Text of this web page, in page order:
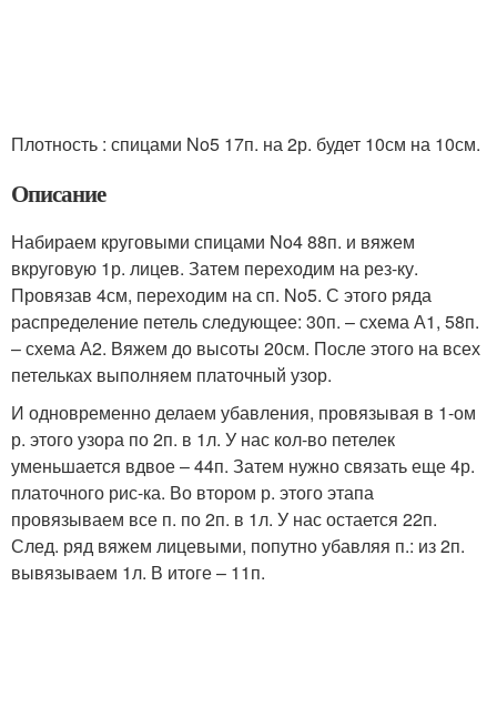
Плотность : спицами No5 17п. на 2р. будет 10см на 10см.
Описание
Набираем круговыми спицами No4 88п. и вяжем
вкруговую 1р. лицев. Затем переходим на рез-ку.
Провязав 4см, переходим на сп. No5. С этого ряда
распределение петель следующее: 30п. – схема А1, 58п.
– схема А2. Вяжем до высоты 20см. После этого на всех
петельках выполняем платочный узор.
И одновременно делаем убавления, провязывая в 1-ом
р. этого узора по 2п. в 1л. У нас кол-во петелек
уменьшается вдвое – 44п. Затем нужно связать еще 4р.
платочного рис-ка. Во втором р. этого этапа
провязываем все п. по 2п. в 1л. У нас остается 22п.
След. ряд вяжем лицевыми, попутно убавляя п.: из 2п.
вывязываем 1л. В итоге – 11п.